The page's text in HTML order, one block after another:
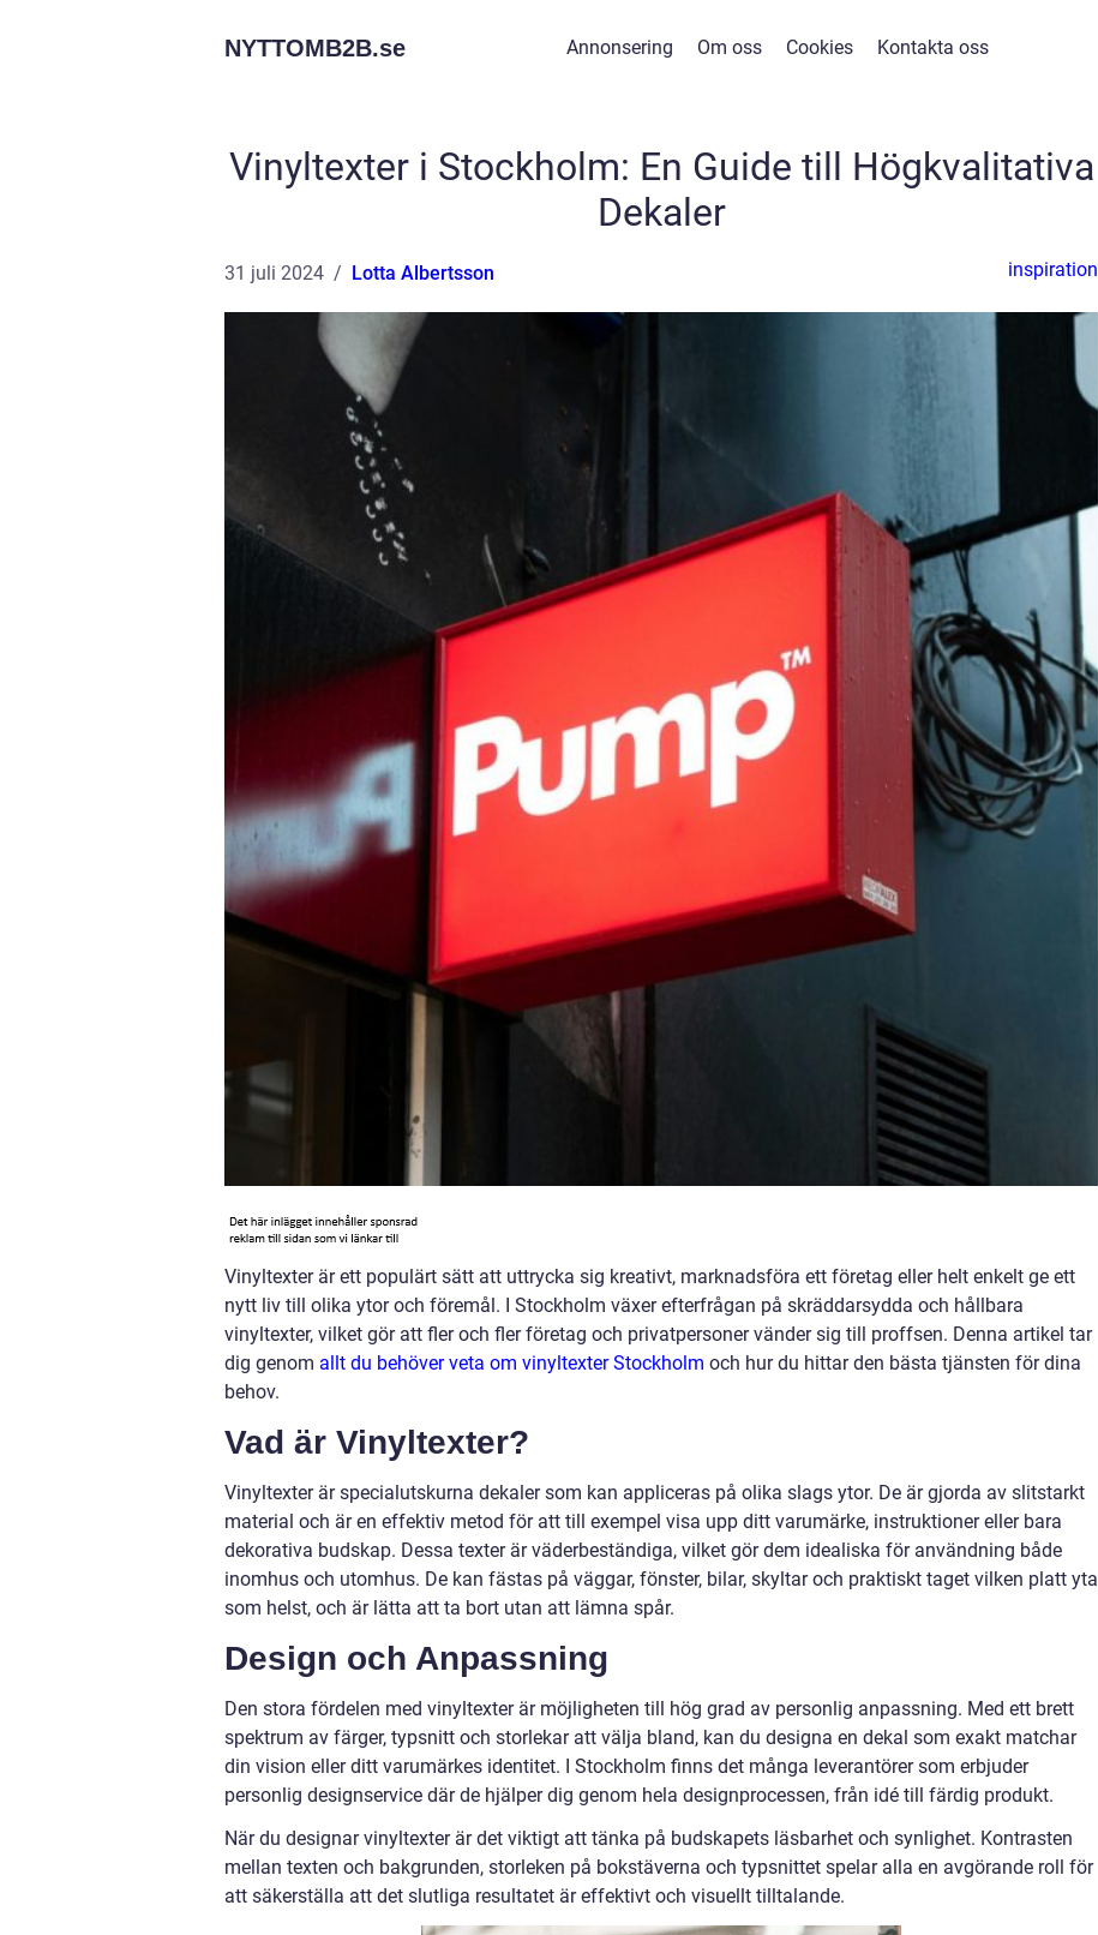
NYTTOMB2B.se Annonsering Om oss Cookies Kontakta oss
Vinyltexter i Stockholm: En Guide till Högkvalitativa
Dekaler
31 juli 2024 Lotta Albertsson inspiration
Vinyltexter är ett populärt sätt att uttrycka sig kreativt, marknadsföra ett företag eller helt enkelt ge ett
nytt liv till olika ytor och föremål. I Stockholm växer efterfrågan på skräddarsydda och hållbara
vinyltexter, vilket gör att fler och fler företag och privatpersoner vänder sig till proffsen. Denna artikel tar
dig genom allt du behöver veta om vinyltexter Stockholm och hur du hittar den bästa tjänsten för dina
behov.
Vad är Vinyltexter?
Vinyltexter är specialutskurna dekaler som kan appliceras på olika slags ytor. De är gjorda av slitstarkt
material och är en effektiv metod för att till exempel visa upp ditt varumärke, instruktioner eller bara
dekorativa budskap. Dessa texter är väderbeständiga, vilket gör dem idealiska för användning både
inomhus och utomhus. De kan fästas på väggar, fönster, bilar, skyltar och praktiskt taget vilken platt yta
som helst, och är lätta att ta bort utan att lämna spår.
Design och Anpassning
Den stora fördelen med vinyltexter är möjligheten till hög grad av personlig anpassning. Med ett brett
spektrum av färger, typsnitt och storlekar att välja bland, kan du designa en dekal som exakt matchar
din vision eller ditt varumärkes identitet. I Stockholm finns det många leverantörer som erbjuder
personlig designservice där de hjälper dig genom hela designprocessen, från idé till färdig produkt.
När du designar vinyltexter är det viktigt att tänka på budskapets läsbarhet och synlighet. Kontrasten
mellan texten och bakgrunden, storleken på bokstäverna och typsnittet spelar alla en avgörande roll för
att säkerställa att det slutliga resultatet är effektivt och visuellt tilltalande.